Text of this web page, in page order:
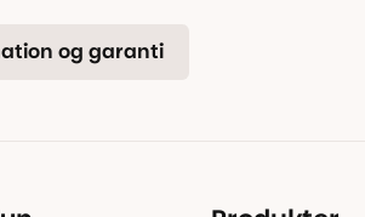
og garanti